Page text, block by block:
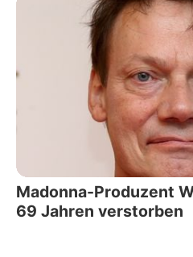
Madonna-Produzent
69 Jahren verstorben